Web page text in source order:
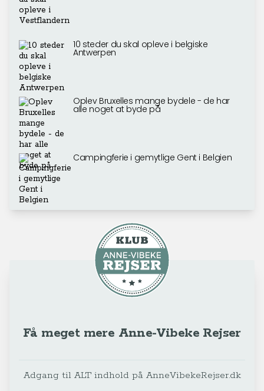
10 steder du skal opleve i belgiske
Antwerpen
Oplev Bruxelles mange bydele - de har
alle noget at byde på
Campingferie i gemytlige Gent i Belgien
Få meget mere Anne-Vibeke Rejser
Adgang til ALT indhold på AnneVibekeRejser.dk